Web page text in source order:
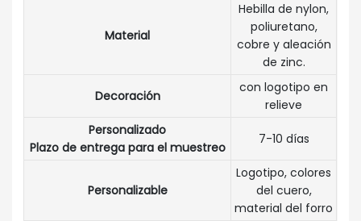
Material
Hebilla de nylon,
poliuretano,
cobre y aleación
de zinc.
Decoración
con logotipo en
relieve
Personalizado
Plazo de entrega para el muestreo
7-10 días
Personalizable
Logotipo, colores
del cuero,
material del forro